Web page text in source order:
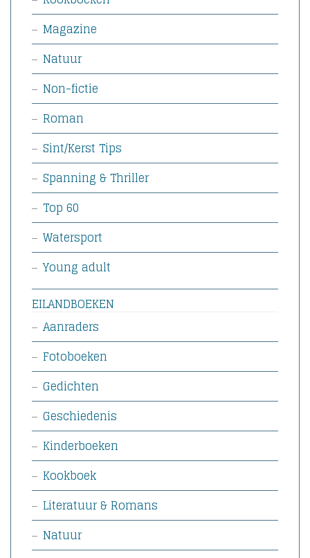
Magazine
Natuur
Non-fictie
Roman
Sint/Kerst Tips
Spanning & Thriller
Top 60
Watersport
Young adult
EILANDBOEKEN
Aanraders
Fotoboeken
Gedichten
Geschiedenis
Kinderboeken
Kookboek
Literatuur & Romans
Natuur